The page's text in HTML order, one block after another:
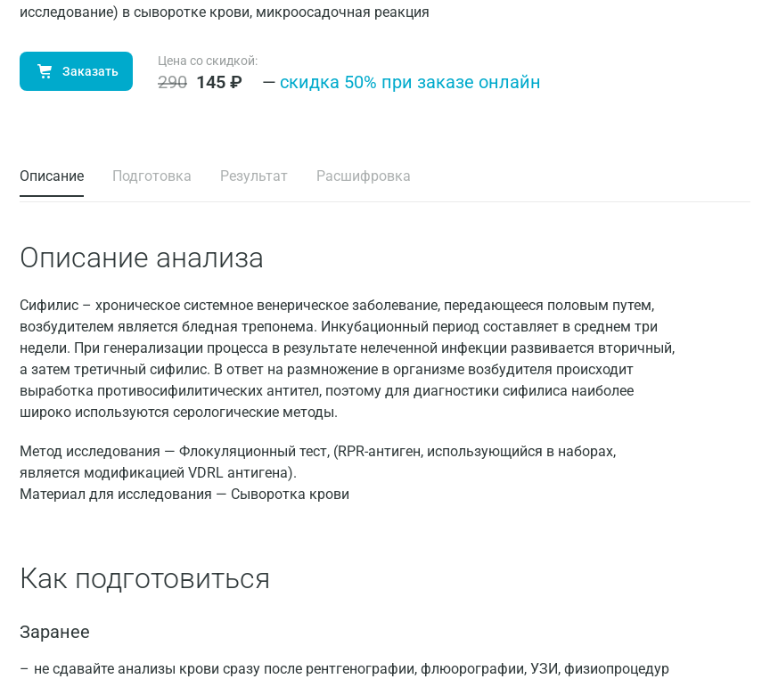
исследование) в сыворотке крови, микроосадочная реакция
Заказать
Цена со скидкой:
290 145 ₽ — cкидка 50% при заказе онлайн
Описание Подготовка Результат Расшифровка
Описание анализа
Сифилис – хроническое системное венерическое заболевание, передающееся половым путем,
возбудителем является бледная трепонема. Инкубационный период составляет в среднем три
недели. При генерализации процесса в результате нелеченной инфекции развивается вторичный,
а затем третичный сифилис. В ответ на размножение в организме возбудителя происходит
выработка противосифилитических антител, поэтому для диагностики сифилиса наиболее
широко используются серологические методы.
Метод исследования — Флокуляционный тест, (RPR-антиген, использующийся в наборах,
является модификацией VDRL антигена).
Материал для исследования — Сыворотка крови
Как подготовиться
Заранее
не сдавайте анализы крови сразу после рентгенографии, флюорографии, УЗИ, физиопроцедур